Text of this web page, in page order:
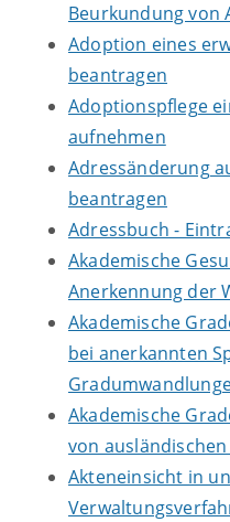
Beurkundung von
Adoption eines
beantragen
Adoptionspflege
aufnehmen
Adressänderung
beantragen
Adressbuch -
Akademische
Anerkennung der
Akademische
bei anerkannten
Akademische
von
Akteneinsicht in